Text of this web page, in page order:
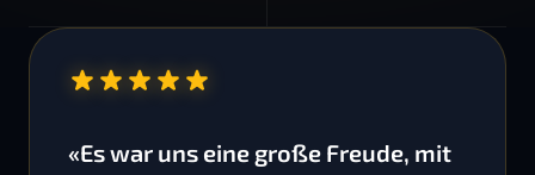
«Es war uns eine große Freude, mit